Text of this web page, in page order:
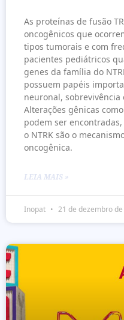
As proteínas de fusão
oncogênicos que
tipos tumorais e com
pacientes pediátricos
genes da família do
possuem papéis
neuronal, sobrevivência
Alterações gênicas
podem ser
o NTRK são o
oncogênica.
LEIA MAIS »
Inopat 21 de dezembro